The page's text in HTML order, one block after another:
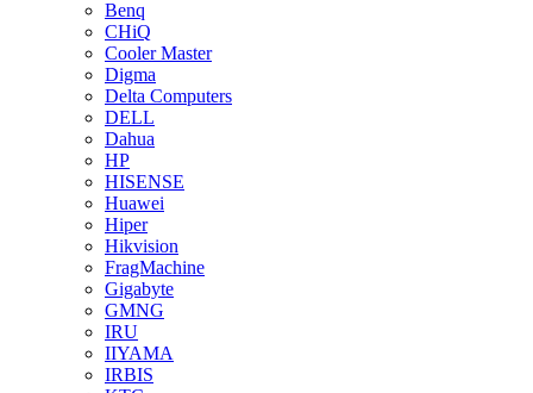
Benq
CHiQ
Cooler Master
Digma
Delta Computers
DELL
Dahua
HP
HISENSE
Huawei
Hiper
Hikvision
FragMachine
Gigabyte
GMNG
IRU
IIYAMA
IRBIS